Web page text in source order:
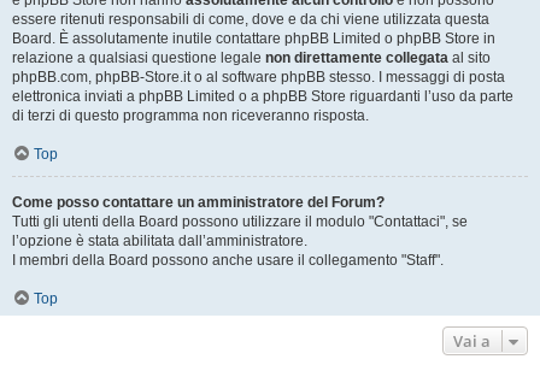
essere ritenuti responsabili di come, dove e da chi viene utilizzata questa
Board. È assolutamente inutile contattare phpBB Limited o phpBB Store in
relazione a qualsiasi questione legale non direttamente collegata al sito
phpBB.com, phpBB-Store.it o al software phpBB stesso. I messaggi di posta
elettronica inviati a phpBB Limited o a phpBB Store riguardanti l’uso da parte
di terzi di questo programma non riceveranno risposta.
Top
Come posso contattare un amministratore del Forum?
Tutti gli utenti della Board possono utilizzare il modulo "Contattaci", se
l’opzione è stata abilitata dall’amministratore.
I membri della Board possono anche usare il collegamento "Staff".
Top
Vai a